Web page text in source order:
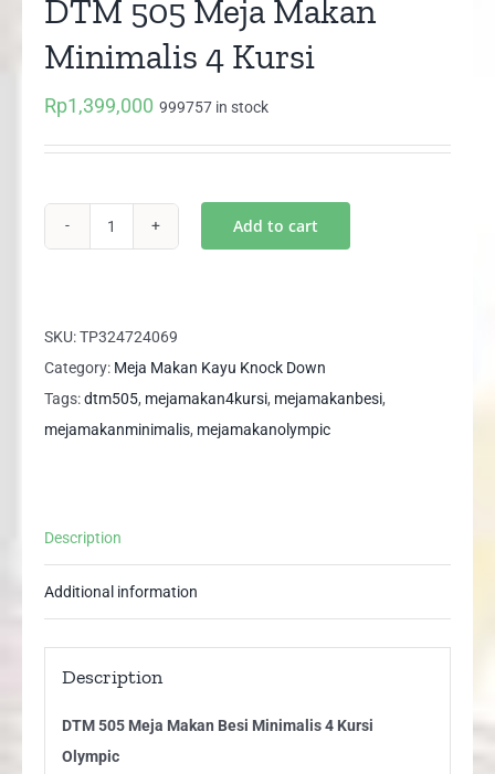
DTM 505 Meja Makan
Minimalis 4 Kursi
Rp1,399,000 999757 in stock
Makan
Minimalis
4
Kursi
Add to cart
SKU:TP324724069
Category: Meja Makan Kayu Knock Down
Tags:dtm505, mejamakan4kursi, mejamakanbesi,
mejamakanminimalis, mejamakanolympic
Description
Additional information
Description
DTM 505 Meja Makan Besi Minimalis 4 Kursi
Olympic